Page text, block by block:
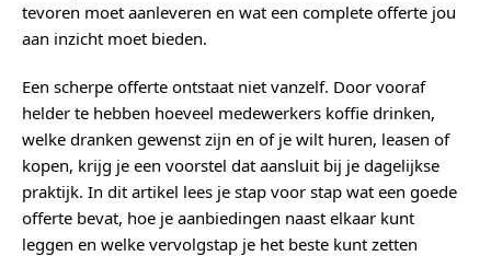
tevoren moet aanleveren en wat een complete offerte jou
aan inzicht moet bieden.
Een scherpe offerte ontstaat niet vanzelf. Door vooraf
helder te hebben hoeveel medewerkers koffie drinken,
welke dranken gewenst zijn en of je wilt huren, leasen of
kopen, krijg je een voorstel dat aansluit bij je dagelijkse
praktijk. In dit artikel lees je stap voor stap wat een goede
offerte bevat, hoe je aanbiedingen naast elkaar kunt
leggen en welke vervolgstap je het beste kunt zetten